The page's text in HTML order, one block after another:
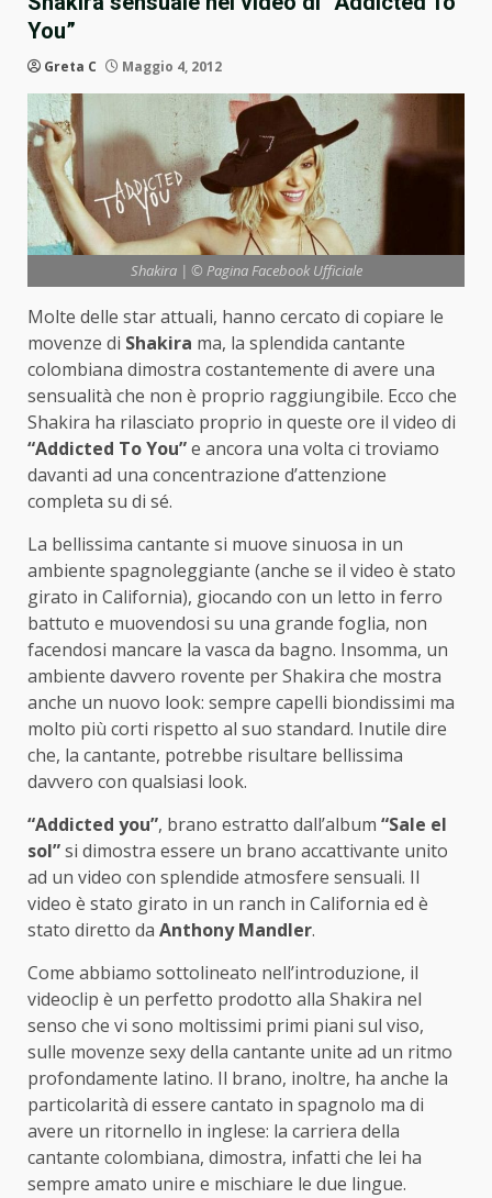
You”
Greta C Maggio 4, 2012
Shakira | © Pagina Facebook Ufficiale
Molte delle star attuali, hanno cercato di copiare le
movenze di Shakira ma, la splendida cantante
colombiana dimostra costantemente di avere una
sensualità che non è proprio raggiungibile. Ecco che
Shakira ha rilasciato proprio in queste ore il video di
“Addicted To You”e ancora una volta ci troviamo
davanti ad una concentrazione d’attenzione
completa su di sé.
La bellissima cantante si muove sinuosa in un
ambiente spagnoleggiante (anche se il video è stato
girato in California), giocando con un letto in ferro
battuto e muovendosi su una grande foglia, non
facendosi mancare la vasca da bagno. Insomma, un
ambiente davvero rovente per Shakira che mostra
anche un nuovo look: sempre capelli biondissimi ma
molto più corti rispetto al suo standard. Inutile dire
che, la cantante, potrebbe risultare bellissima
davvero con qualsiasi look.
“Addicted you”, brano estratto dall’album “Sale el
sol”si dimostra essere un brano accattivante unito
ad un video con splendide atmosfere sensuali. Il
video è stato girato in un ranch in California ed è
stato diretto da Anthony Mandler.
Come abbiamo sottolineato nell’introduzione, il
videoclip è un perfetto prodotto alla Shakira nel
senso che vi sono moltissimi primi piani sul viso,
sulle movenze sexy della cantante unite ad un ritmo
profondamente latino. Il brano, inoltre, ha anche la
particolarità di essere cantato in spagnolo ma di
avere un ritornello in inglese: la carriera della
cantante colombiana, dimostra, infatti che lei ha
sempre amato unire e mischiare le due lingue.